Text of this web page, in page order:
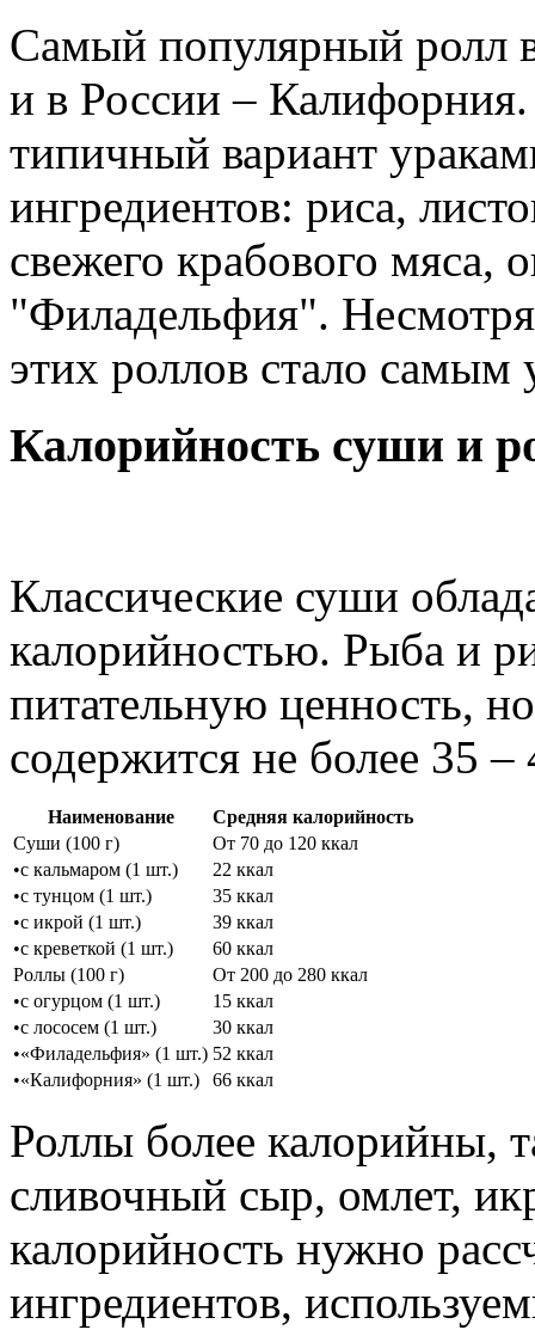
Самый популярный ролл
и в России –
типичный вариант
ингредиентов: риса,
свежего крабового мяса,
"Филадельфия". Несмотря
этих роллов стало
Калорийность суши и
Классические суши
калорийностью. Рыба и
питательную ценность,
содержится не более 35 –
Наименование
Средняя калорийность
Суши (100 г)
От 70 до 120 ккал
•с кальмаром (1 шт.)
22 ккал
•с тунцом (1 шт.)
35 ккал
•с икрой (1 шт.)
39 ккал
•с креветкой (1 шт.)
60 ккал
Роллы (100 г)
От 200 до 280 ккал
•с огурцом (1 шт.)
15 ккал
•с лососем (1 шт.)
30 ккал
•«Филадельфия» (1 шт.) 52 ккал
•«Калифорния» (1 шт.)
66 ккал
Роллы более калорийны,
сливочный сыр, омлет,
калорийность нужно
ингредиентов,